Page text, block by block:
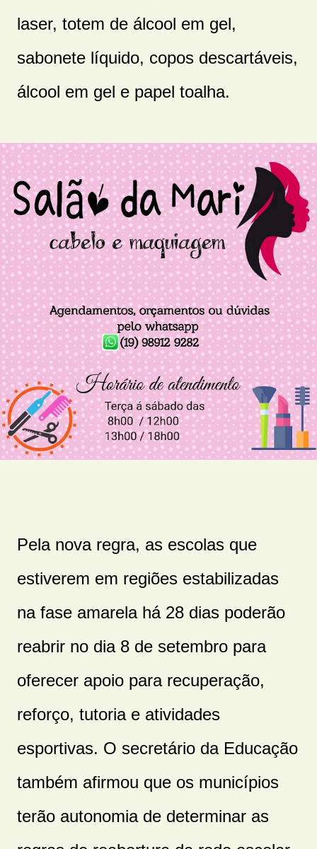
laser, totem de álcool em gel,
sabonete líquido, copos descartáveis,
álcool em gel e papel toalha.
Pela nova regra, as escolas que
estiverem em regiões estabilizadas
na fase amarela há 28 dias poderão
reabrir no dia 8 de setembro para
oferecer apoio para recuperação,
reforço, tutoria e atividades
esportivas. O secretário da Educação
também afirmou que os municípios
terão autonomia de determinar as